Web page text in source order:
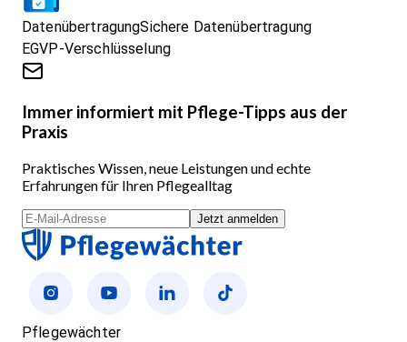
DatenübertragungSichere Datenübertragung
EGVP-Verschlüsselung
Immer informiert mit Pflege-Tipps aus der
Praxis
Praktisches Wissen, neue Leistungen und echte
Erfahrungen für Ihren Pflegealltag
Jetzt anmelden
Pflegewächter